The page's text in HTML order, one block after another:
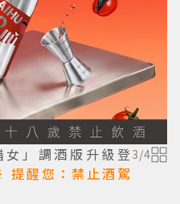
」調酒版升級登
提醒您：禁止酒駕
3/4